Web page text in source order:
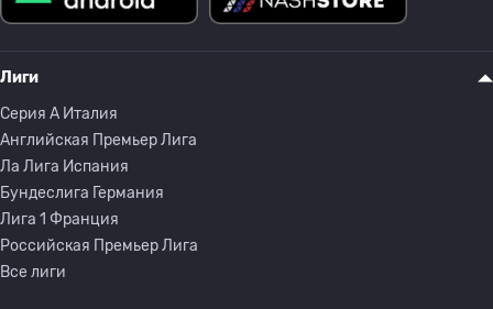
Лиги
Серия A Италия
Английская Премьер Лига
Ла Лига Испания
Бундеслига Германия
Лига 1 Франция
Российская Премьер Лига
Все лиги